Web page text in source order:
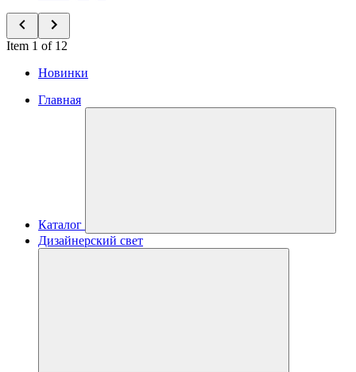
Item 1 of 12
Новинки
Главная
Каталог
Дизайнерский свет